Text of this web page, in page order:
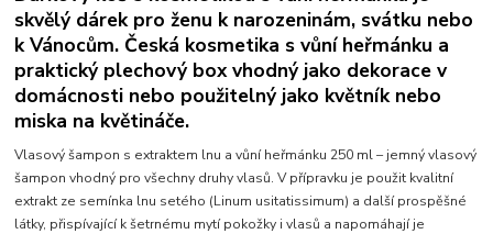
skvělý dárek pro ženu k narozeninám, svátku nebo
k Vánocům. Česká kosmetika s vůní heřmánku a
praktický plechový box vhodný jako dekorace v
domácnosti nebo použitelný jako květník nebo
miska na květináče.
Vlasový šampon s extraktem lnu a vůní heřmánku 250 ml – jemný vlasový
šampon vhodný pro všechny druhy vlasů. V přípravku je použit kvalitní
extrakt ze semínka lnu setého (Linum usitatissimum) a další prospěšné
látky, přispívající k šetrnému mytí pokožky i vlasů a napomáhají je